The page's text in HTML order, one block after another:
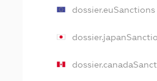
dossier.euSanctions